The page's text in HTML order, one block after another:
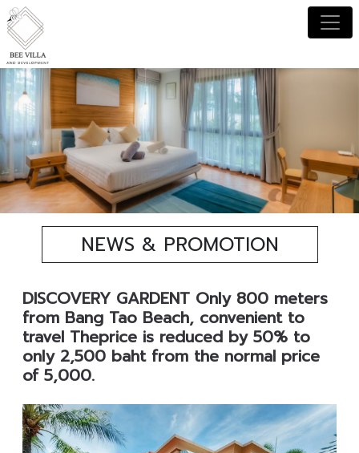
NEWS & PROMOTION
DISCOVERY GARDENT Only 800 meters
from Bang Tao Beach, convenient to
travel Theprice is reduced by 50% to
only 2,500 baht from the normal price
of 5,000.